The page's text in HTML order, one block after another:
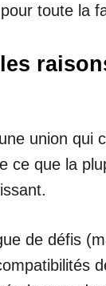
toute la
union qui
ce que la
de défis